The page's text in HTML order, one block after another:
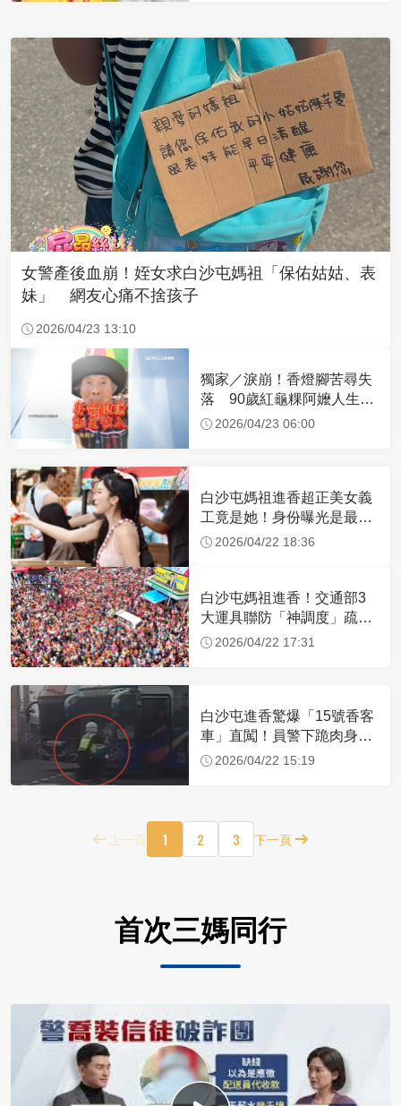
女警產後血崩！姪女求白沙屯媽祖「保佑姑姑、表
妹」 網友心痛不捨孩子
2026/04/23 13:10
獨家／淚崩！香燈腳苦尋失
落 90歲紅龜粿阿嬤人生謝
幕2026/04/23 06:00
白沙屯媽祖進香超正美女義
工竟是她！身份曝光是最美
禮生 一輩子不結婚
2026/04/22 18:36
白沙屯媽祖進香！交通部3
大運具聯防「神調度」疏運
32.1萬創新高
2026/04/22 17:31
白沙屯進香驚爆「15號香客
車」直闖！員警下跪肉身擋
車：讓行人先過
2026/04/22 15:19
上一頁 1 2 3 下一頁
首次三媽同行